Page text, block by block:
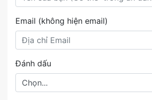
Email (không hiện email)
Đánh dấu